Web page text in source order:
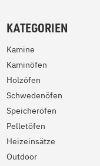
KATEGORIEN
Kamine
Kaminöfen
Holzöfen
Schwedenöfen
Speicheröfen
Pelletöfen
Heizeinsätze
Outdoor